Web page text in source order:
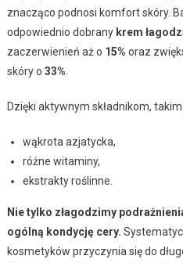
znacząco podnosi komfort skóry.
odpowiednio dobrany krem
zaczerwienień aż o 15% oraz
skóry o 33%
Dzięki aktywnym składnikom, takim
wąkrota azjatycka,
różne witaminy,
ekstrakty roślinne.
Nie tylko złagodzimy
ogólną kondycję cery.
kosmetyków przyczynia się do